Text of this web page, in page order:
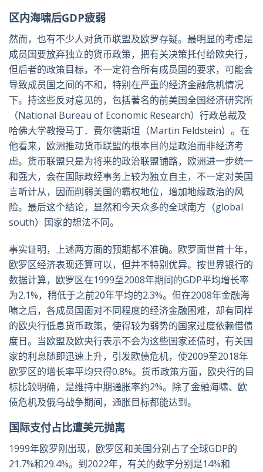
区内海啸后GDP疲弱
然而，也有不少人对货币联盟及欧罗存疑。最明显的考虑是
成员国要放弃独立的货币政策，把有关决策托付给欧央行，
但后者的政策目标，不一定符合所有成员国的要求，可能会
导致成员国之间的不和，特别在严重的经济金融危机情况
下。持这些反对意见的，包括著名的前美国全国经济研究所
（National Bureau of Economic Research）行政总裁及
哈佛大学教授马丁．费尔德斯坦（Martin Feldstein）。在
他看来，欧洲推动货币联盟的根本目的是政治而非经济考
虑。货币联盟只是为将来的政治联盟铺路，欧洲进一步统一
和强大，会在国际政经事务上较为独立自主，不一定对美国
言听计从，因而削弱美国的霸权地位，增加地缘政治的风
险。最后这个结论，显然和今天众多的全球南方（global
south）国家的想法不同。
事实证明，上述两方面的预期都不准确。欧罗面世首十年，
欧罗区经济表现还算可以，但并不特别优异。按世界银行的
数据计算，欧罗区在1999至2008年期间的GDP平均增长率
为2.1%，稍低于之前20年平均的2.3%。但在2008年金融海
啸之后，各成员国面对不同程度的经济金融困难，却有同样
的欧央行低息货币政策，使得较为弱势的国家过度依赖借债
度日。当欧盟及欧央行表示不会为这些国家还债时，有关国
家的利息随即迅速上升，引发欧债危机，使2009至2018年
欧罗区的增长率平均只得0.8%。货币政策方面，欧央行的目
标比较明确，是维持中期通胀率约2%。除了金融海啸、欧
债危机及俄乌战争期间，通胀目标都能达到。
国际支付占比遭美元抛离
1999年欧罗刚出现，欧罗区和美国分别占了全球GDP的
21.7%和29.4%。到2022年，有关的数字分别是14%和